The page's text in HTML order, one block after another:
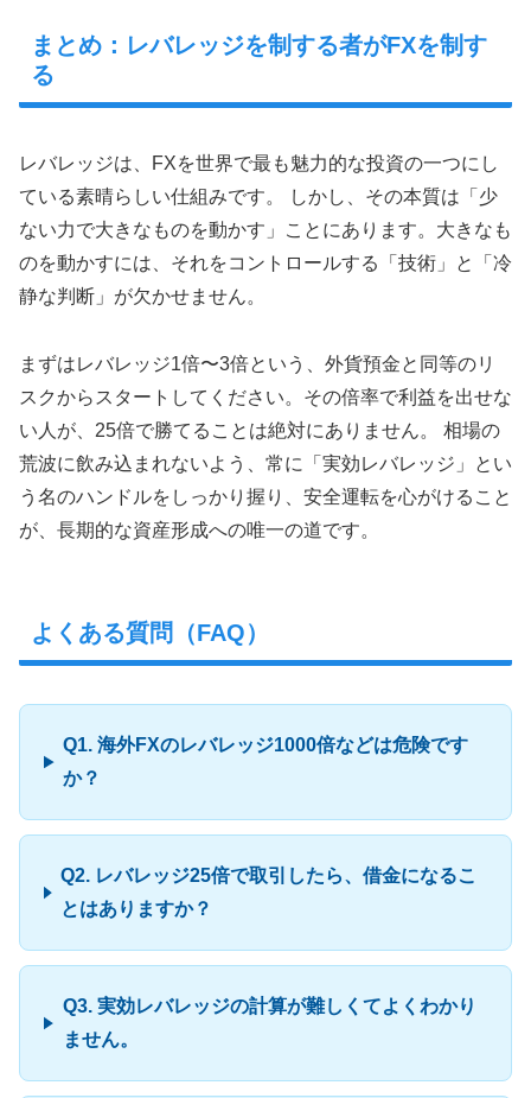
まとめ：レバレッジを制する者がFXを制す
る
レバレッジは、FXを世界で最も魅力的な投資の一つにし
ている素晴らしい仕組みです。 しかし、その本質は「少
ない力で大きなものを動かす」ことにあります。大きなも
のを動かすには、それをコントロールする「技術」と「冷
静な判断」が欠かせません。
まずはレバレッジ1倍〜3倍という、外貨預金と同等のリ
スクからスタートしてください。その倍率で利益を出せな
い人が、25倍で勝てることは絶対にありません。 相場の
荒波に飲み込まれないよう、常に「実効レバレッジ」とい
う名のハンドルをしっかり握り、安全運転を心がけること
が、長期的な資産形成への唯一の道です。
よくある質問（FAQ）
Q1. 海外FXのレバレッジ1000倍などは危険です
か？
Q2. レバレッジ25倍で取引したら、借金になるこ
とはありますか？
Q3. 実効レバレッジの計算が難しくてよくわかり
ません。